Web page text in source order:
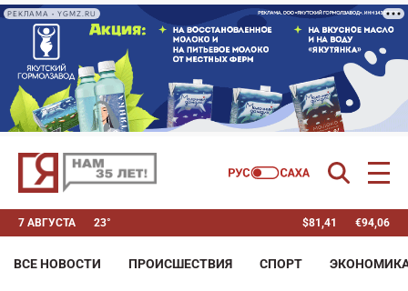
РЕКЛАМА • YGMZ.RU
7 АВГУСТА 23° $81,41 €94,06
ВСЕ НОВОСТИ ПРОИСШЕСТВИЯ СПОРТ